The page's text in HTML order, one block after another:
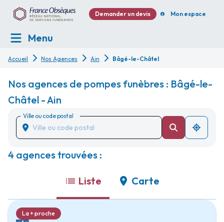
Demander un devis Mon espace
Menu
Accueil Nos Agences Ain Bâgé-le-Châtel
Nos agences de pompes funèbres : Bâgé-le-
Châtel - Ain
Ville ou code postal
4 agences trouvées :
Liste Carte
La + proche